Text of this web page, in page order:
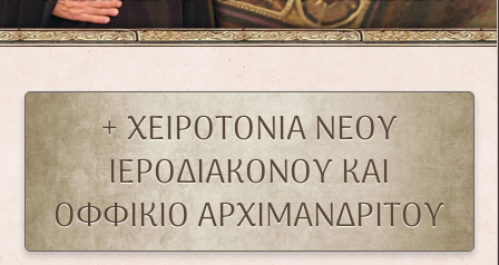
+ ΧΕΙΡΟΤΟΝΙΑ ΝΕΟΥ
ΙΕΡΟΔΙΑΚΟΝΟΥ ΚΑΙ
ΟΦΦΙΚΙΟ ΑΡΧΙΜΑΝΔΡΙΤΟΥ